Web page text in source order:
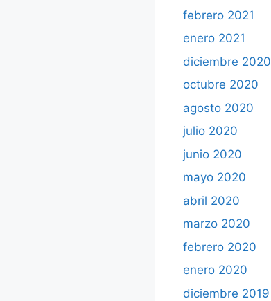
febrero 2021
enero 2021
diciembre 2020
octubre 2020
agosto 2020
julio 2020
junio 2020
mayo 2020
abril 2020
marzo 2020
febrero 2020
enero 2020
diciembre 2019